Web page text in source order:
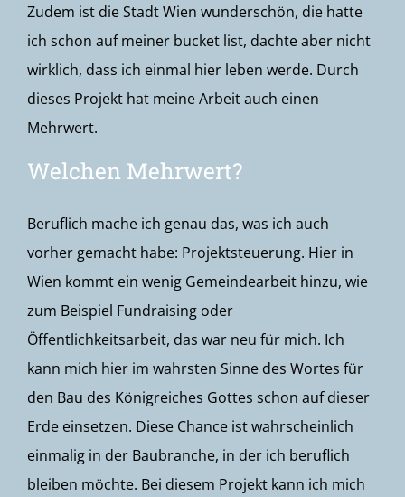
Zudem ist die Stadt Wien wunderschön, die hatte
ich schon auf meiner bucket list, dachte aber nicht
wirklich, dass ich einmal hier leben werde. Durch
dieses Projekt hat meine Arbeit auch einen
Mehrwert.
Welchen Mehrwert?
Beruflich mache ich genau das, was ich auch
vorher gemacht habe: Projektsteuerung. Hier in
Wien kommt ein wenig Gemeindearbeit hinzu, wie
zum Beispiel Fundraising oder
Öffentlichkeitsarbeit, das war neu für mich. Ich
kann mich hier im wahrsten Sinne des Wortes für
den Bau des Königreiches Gottes schon auf dieser
Erde einsetzen. Diese Chance ist wahrscheinlich
einmalig in der Baubranche, in der ich beruflich
bleiben möchte. Bei diesem Projekt kann ich mich